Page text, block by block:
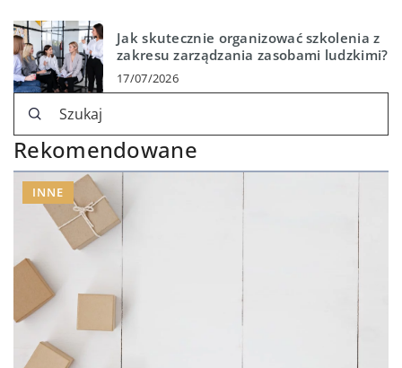
Jak skutecznie organizować szkolenia z
zakresu zarządzania zasobami ludzkimi?
17/07/2026
Rekomendowane
INNE